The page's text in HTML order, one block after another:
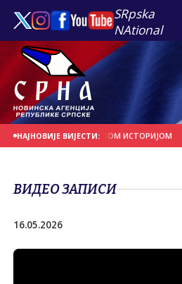
SRpska
NAtional
НАЈНОВИЈЕ ВИЈЕСТИ:
НАРОДА СА ЈЕВРЕЈСКОМ ИСТОРИЈОМ
ВИДЕО ЗАПИСИ
16.05.2026